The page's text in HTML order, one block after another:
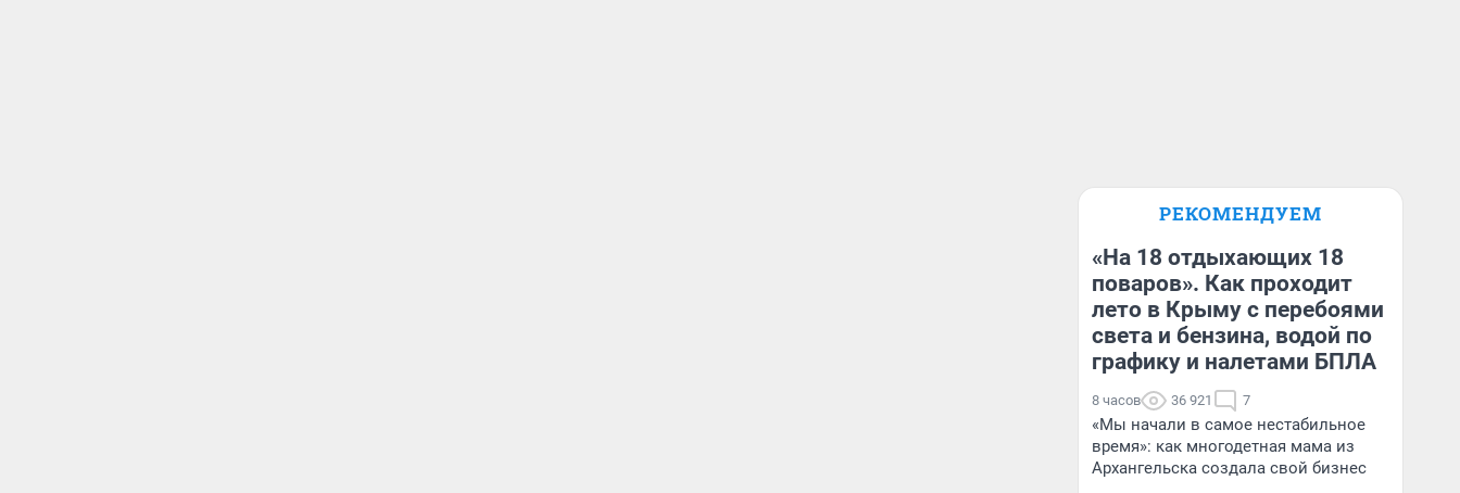
РЕКОМЕНДУЕМ
«На 18 отдыхающих 18
поваров». Как проходит
лето в Крыму с перебоями
света и бензина, водой по
графику и налетами БПЛА
8 часов 36 921 7
«Мы начали в самое нестабильное
время»: как многодетная мама из
Архангельска создала свой бизнес